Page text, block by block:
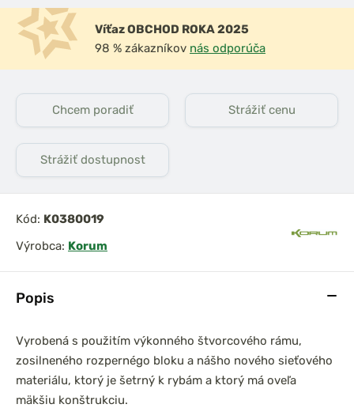
Popis
Vyrobená s použitím výkonného štvorcového rámu,
zosilneného rozpernégo bloku a nášho nového sieťového
materiálu, ktorý je šetrný k rybám a ktorý má oveľa
mäkšiu konštrukciu.
Víťaz OBCHOD ROKA 2025
98 % zákazníkov nás odporúča
Chcem poradiť Strážiť cenu
Strážiť dostupnost
Kód: K0380019
Výrobca: Korum